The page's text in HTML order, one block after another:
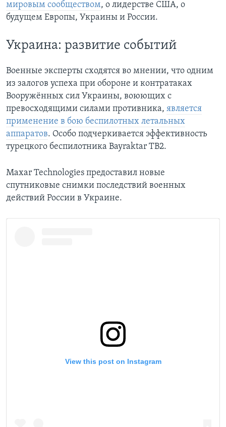
мировым сообществом, о лидерстве США, о
будущем Европы, Украины и России.
Украина: развитие событий
Военные эксперты сходятся во мнении, что одним
из залогов успеха при обороне и контратаках
Вооружённых сил Украины, воюющих с
превосходящими силами противника, является
применение в бою беспилотных летальных
аппаратов. Особо подчеркивается эффективность
турецкого беспилотника Bayraktar TB2.
Maxar Technologies предоставил новые
спутниковые снимки последствий военных
действий России в Украине.